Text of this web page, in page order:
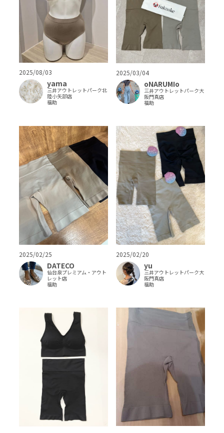
2025/08/03
yama
三井アウトレットパーク北
陸小矢部店
福助
2025/03/04
oNARUMIo
三井アウトレットパーク大
阪門真店
福助
2025/02/25
DATECO
仙台泉プレミアム・アウト
レット店
福助
2025/02/20
yu
三井アウトレットパーク大
阪門真店
福助